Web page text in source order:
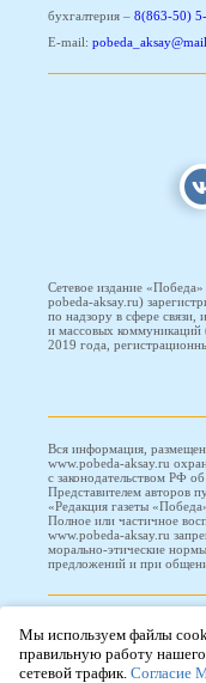
бухгалтерия – 8(863-50)
E-mail:
Сетевое издание
pobeda-aksay.ru)
по надзору в сфере
и массовых
2019 года,
Вся информация,
www.pobeda-aksay.ru
с законодательством РФ об
Представителем авторов
«Редакция газеты
Полное или частичное
www.pobeda-aksay.ru
морально-этические
предложений и при
Мы используем файлы
правильную работу
сетевой трафик. Согласие